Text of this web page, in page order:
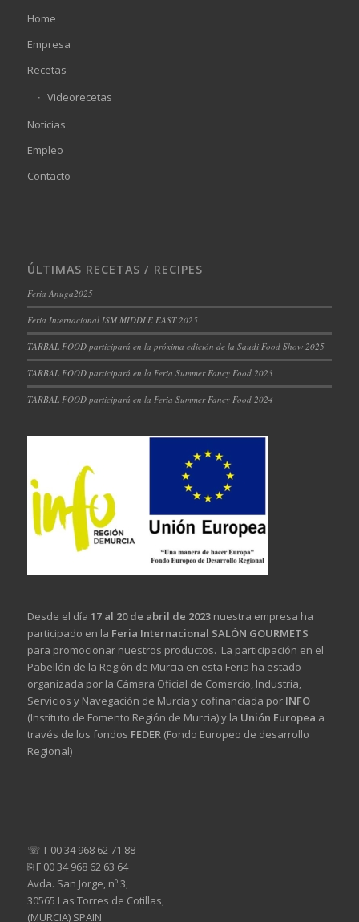
Home
Empresa
Recetas
Videorecetas
Noticias
Empleo
Contacto
ÚLTIMAS RECETAS / RECIPES
Feria Anuga2025
Feria Internacional ISM MIDDLE EAST 2025
TARBAL FOOD participará en la próxima edición de la Saudi Food Show 2025
TARBAL FOOD participará en la Feria Summer Fancy Food 2023
TARBAL FOOD participará en la Feria Summer Fancy Food 2024
Desde el día 17 al 20 de abril de 2023nuestra empresa ha
participado en la Feria Internacional SALÓN GOURMETS
para promocionar nuestros productos. La participación en el
Pabellón de la Región de Murcia en esta Feria ha estado
organizada por la Cámara Oficial de Comercio, Industria,
Servicios y Navegación de Murcia y cofinanciada por INFO
(Instituto de Fomento Región de Murcia) y la Unión Europea a
través de los fondos FEDER(Fondo Europeo de desarrollo
Regional)
☏ T 00 34 968 62 71 88
⎘ F 00 34 968 62 63 64
Avda. San Jorge, nº 3,
30565 Las Torres de Cotillas,
(MURCIA) SPAIN